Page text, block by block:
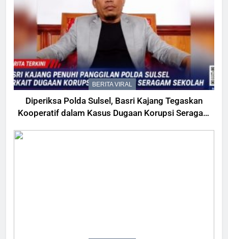
BERITA VIRAL
Diperiksa Polda Sulsel, Basri Kajang Tegaskan
Kooperatif dalam Kasus Dugaan Korupsi Seragam